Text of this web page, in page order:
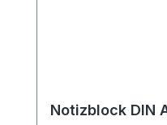
Notizblock DIN